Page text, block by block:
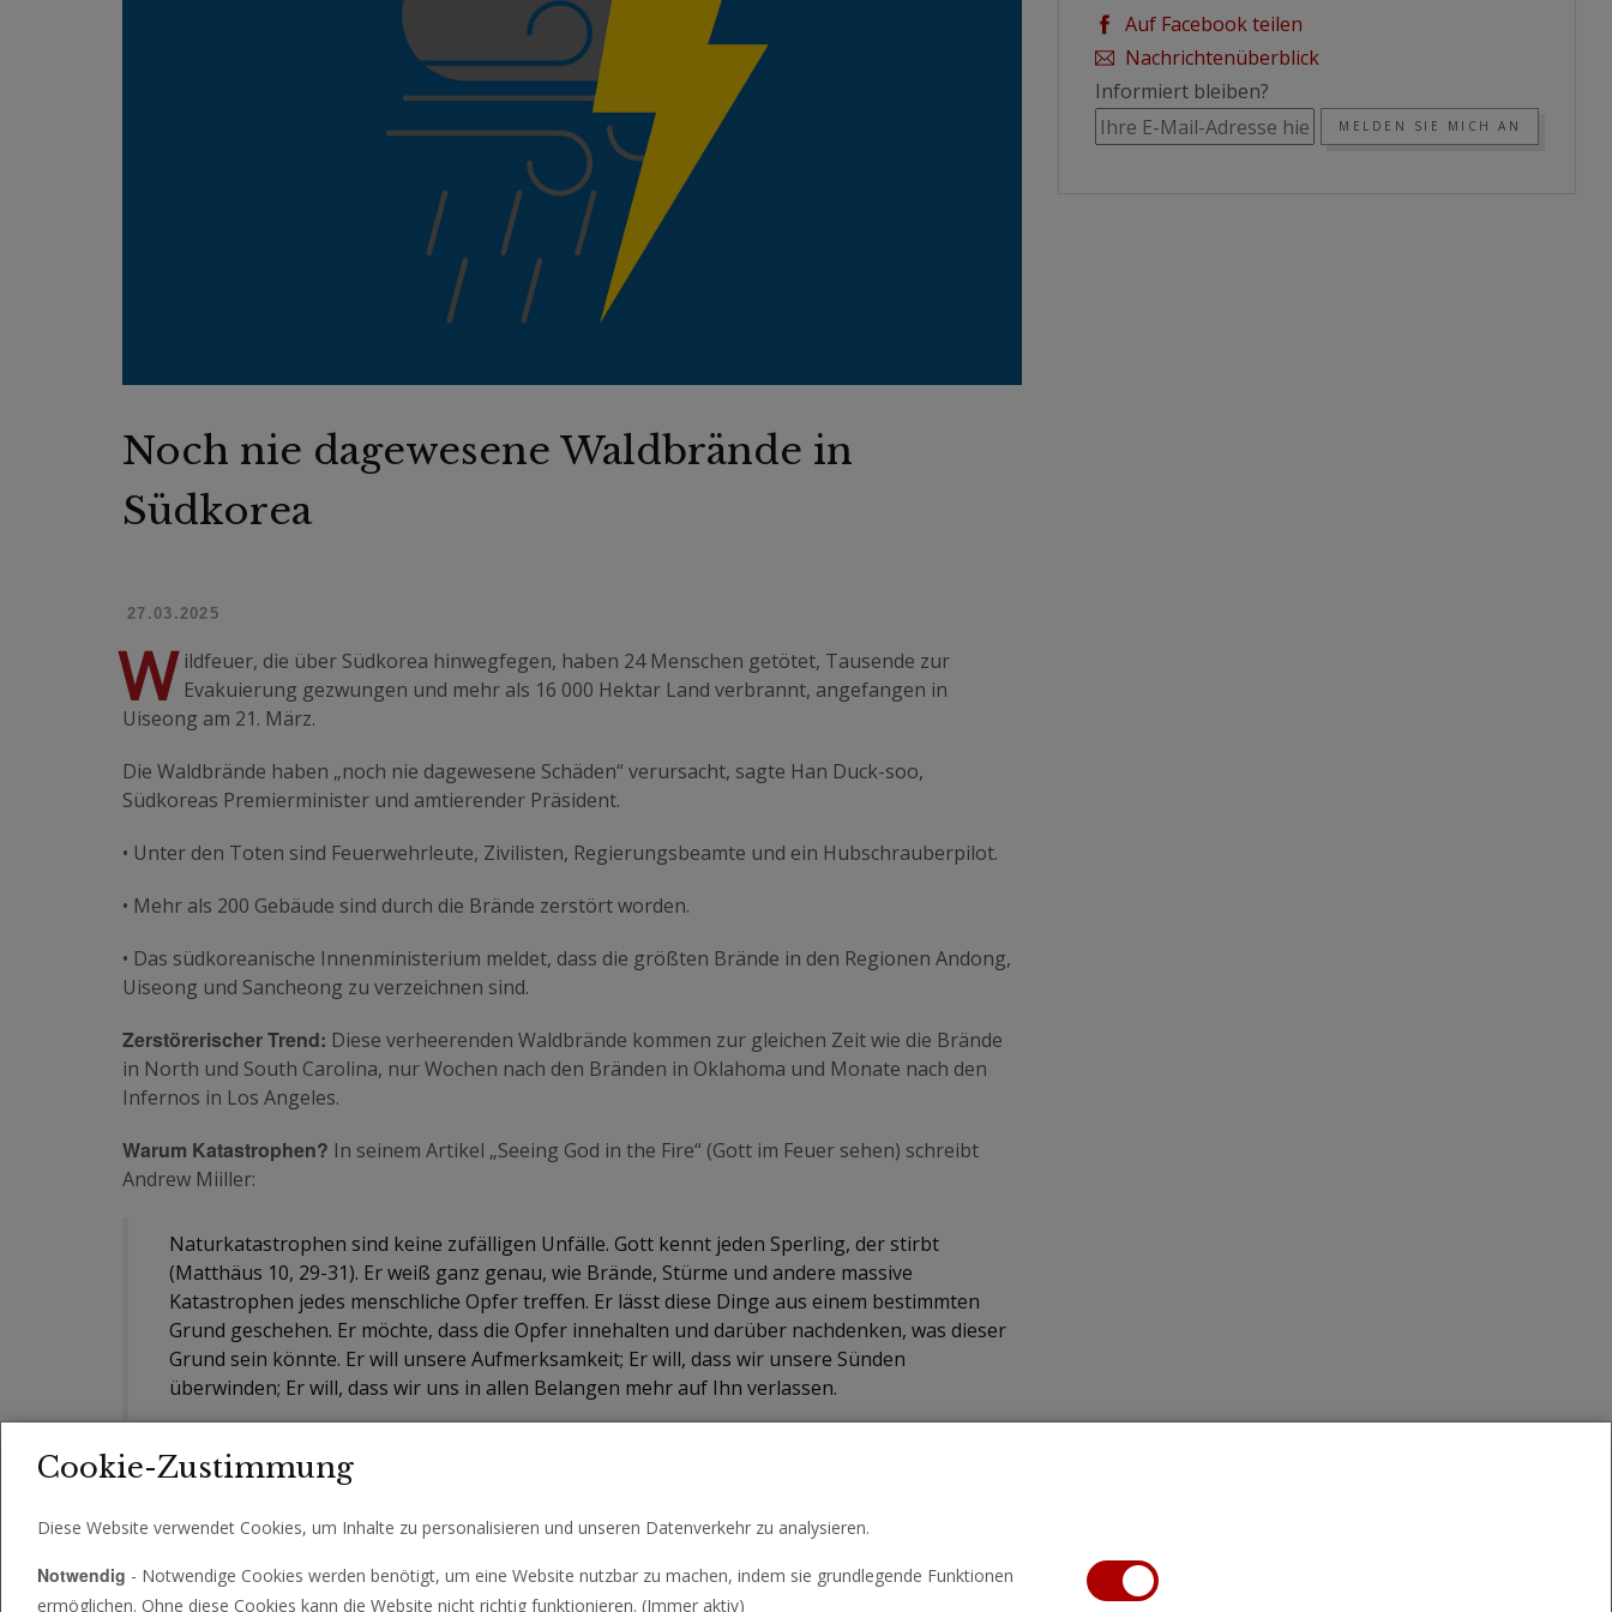
Noch nie dagewesene Waldbrände in
Südkorea
27.03.2025
W ildfeuer, die über Südkorea hinwegfegen, haben 24 Menschen getötet, Tausende zur
Evakuierung gezwungen und mehr als 16 000 Hektar Land verbrannt, angefangen in
Uiseong am 21. März.
Die Waldbrände haben „noch nie dagewesene Schäden“ verursacht, sagte Han Duck-soo,
Südkoreas Premierminister und amtierender Präsident.
• Unter den Toten sind Feuerwehrleute, Zivilisten, Regierungsbeamte und ein Hubschrauberpilot.
• Mehr als 200 Gebäude sind durch die Brände zerstört worden.
• Das südkoreanische Innenministerium meldet, dass die größten Brände in den Regionen Andong,
Uiseong und Sancheong zu verzeichnen sind.
Zerstörerischer Trend: Diese verheerenden Waldbrände kommen zur gleichen Zeit wie die Brände
in North und South Carolina, nur Wochen nach den Bränden in Oklahoma und Monate nach den
Infernos in Los Angeles.
Warum Katastrophen? In seinem Artikel „Seeing God in the Fire“ (Gott im Feuer sehen) schreibt
Andrew Miiller:
Naturkatastrophen sind keine zufälligen Unfälle. Gott kennt jeden Sperling, der stirbt
(Matthäus 10, 29-31). Er weiß ganz genau, wie Brände, Stürme und andere massive
Katastrophen jedes menschliche Opfer treffen. Er lässt diese Dinge aus einem bestimmten
Grund geschehen. Er möchte, dass die Opfer innehalten und darüber nachdenken, was dieser
Grund sein könnte. Er will unsere Aufmerksamkeit; Er will, dass wir unsere Sünden
überwinden; Er will, dass wir uns in allen Belangen mehr auf Ihn verlassen.
Um zu verstehen, bestellen Sie unsere kostenlose Broschüre
Auf Facebook teilen
Nachrichtenüberblick
Informiert bleiben?
MELDEN SIE MICH AN
Cookie-Zustimmung
Diese Website verwendet Cookies, um Inhalte zu personalisieren und unseren Datenverkehr zu analysieren.
Notwendig - Notwendige Cookies werden benötigt, um eine Website nutzbar zu machen, indem sie grundlegende Funktionen
ermöglichen. Ohne diese Cookies kann die Website nicht richtig funktionieren. (Immer aktiv)